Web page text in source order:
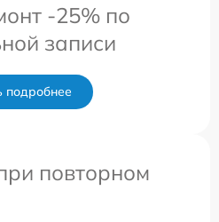
-25% по
записи
подробнее
повторном